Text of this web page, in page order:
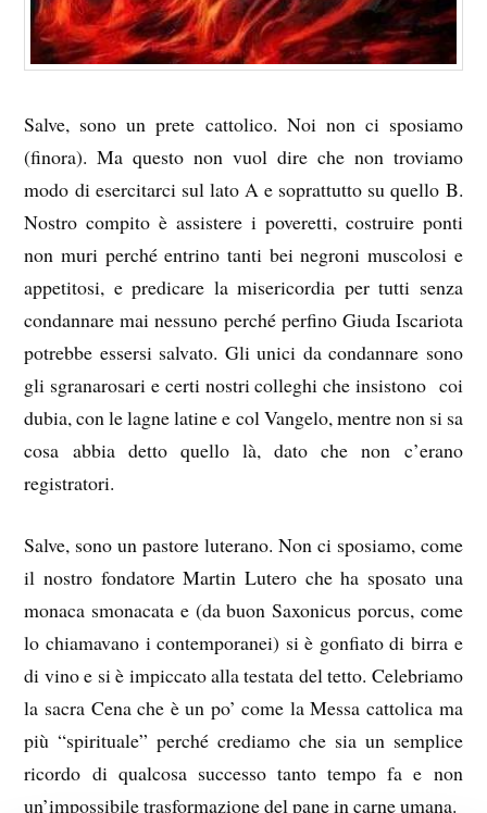
Salve, sono un prete cattolico. Noi non ci sposiamo
(finora). Ma questo non vuol dire che non troviamo
modo di esercitarci sul lato A e soprattutto su quello B.
Nostro compito è assistere i poveretti, costruire ponti
non muri perché entrino tanti bei negroni muscolosi e
appetitosi, e predicare la misericordia per tutti senza
condannare mai nessuno perché perfino Giuda Iscariota
potrebbe essersi salvato. Gli unici da condannare sono
gli sgranarosari e certi nostri colleghi che insistono coi
dubia, con le lagne latine e col Vangelo, mentre non si sa
cosa abbia detto quello là, dato che non c’erano
registratori.
Salve, sono un pastore luterano. Non ci sposiamo, come
il nostro fondatore Martin Lutero che ha sposato una
monaca smonacata e (da buon Saxonicus porcus, come
lo chiamavano i contemporanei) si è gonfiato di birra e
di vino e si è impiccato alla testata del tetto. Celebriamo
la sacra Cena che è un po’ come la Messa cattolica ma
più “spirituale” perché crediamo che sia un semplice
ricordo di qualcosa successo tanto tempo fa e non
un’impossibile trasformazione del pane in carne umana.